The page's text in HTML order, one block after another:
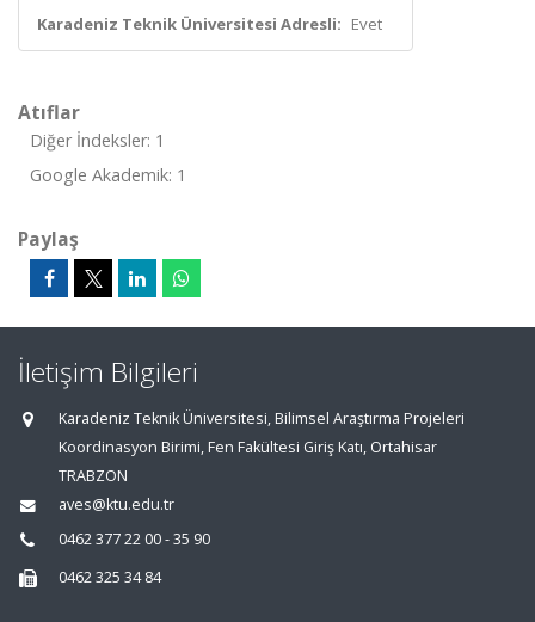
Karadeniz Teknik Üniversitesi Adresli: Evet
Atıflar
Diğer İndeksler: 1
Google Akademik: 1
Paylaş
İletişim Bilgileri
Karadeniz Teknik Üniversitesi, Bilimsel Araştırma Projeleri
Koordinasyon Birimi, Fen Fakültesi Giriş Katı, Ortahisar
TRABZON
aves@ktu.edu.tr
0462 377 22 00 - 35 90
0462 325 34 84